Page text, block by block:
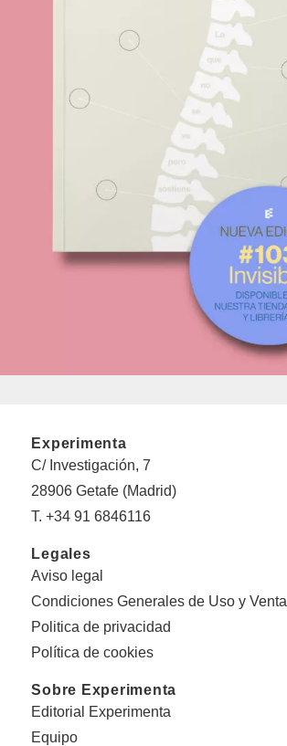
Experimenta
C/ Investigación, 7
28906 Getafe (Madrid)
T. +34 91 6846116
Legales
Aviso legal
Condiciones Generales de Uso y Venta
Politica de privacidad
Política de cookies
Sobre Experimenta
Editorial Experimenta
Equipo